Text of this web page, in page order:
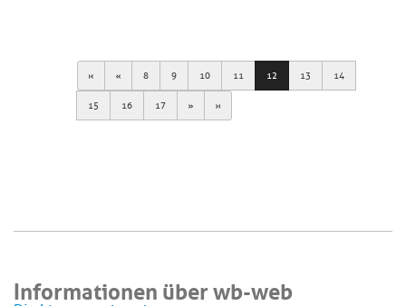
First Previous
8 9 10 11 12 13 14
15 16 17 Next Last
Informationen über wb-web